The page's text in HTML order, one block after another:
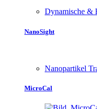
Dynamische &
NanoSight
Nanopartikel
MicroCal